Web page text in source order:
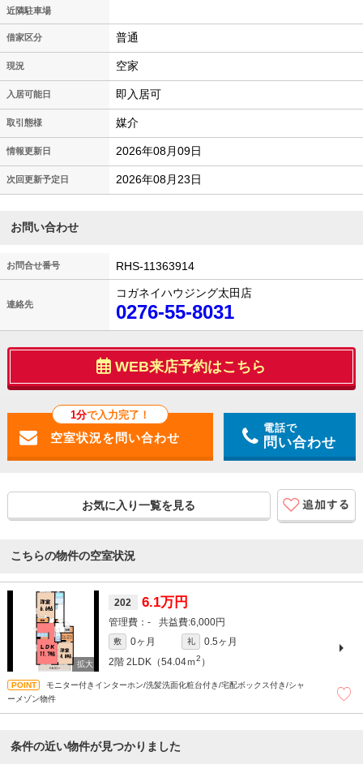
近隣駐車場
借家区分 普通
現況 空家
入居可能日 即入居可
取引態様 媒介
情報更新日 2026年08月09日
次回更新予定日 2026年08月23日
お問い合わせ
お問合せ番号 RHS-11363914
連絡先
コガネイハウジング太田店
0276-55-8031
WEB来店予約はこちら
1分で入力完了！
電話で
問い合わせ
お気に入り一覧を見る
こちらの物件の空室状況
202 6.1万円
- 6,000円
敷 0ヶ月 礼
0.5ヶ月
2階 2LDK（54.04ｍ2 ）
モニター付きインターホン/洗髪洗面化粧台付き/宅配ボックス付き/シャ
ーメゾン物件
条件の近い物件が見つかりました